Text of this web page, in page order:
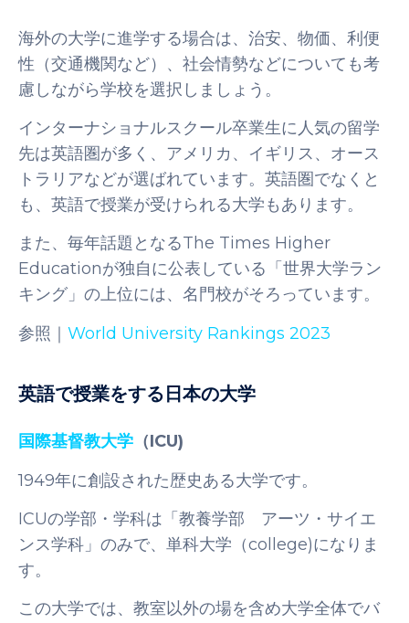
海外の大学に進学する場合は、治安、物価、利便
性（交通機関など）、社会情勢などについても考
慮しながら学校を選択しましょう。
インターナショナルスクール卒業生に人気の留学
先は英語圏が多く、アメリカ、イギリス、オース
トラリアなどが選ばれています。英語圏でなくと
も、英語で授業が受けられる大学もあります。
また、毎年話題となるThe Times Higher
Educationが独自に公表している「世界大学ラン
キング」の上位には、名門校がそろっています。
参照｜ World University Rankings 2023
英語で授業をする日本の大学
国際基督教大学 （ICU)
1949年に創設された歴史ある大学です。
ICUの学部・学科は「教養学部 アーツ・サイエ
ンス学科」のみで、単科大学（college)になりま
す。
この大学では、教室以外の場を含め大学全体でバ